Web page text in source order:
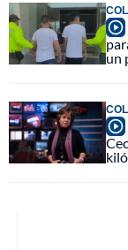
un